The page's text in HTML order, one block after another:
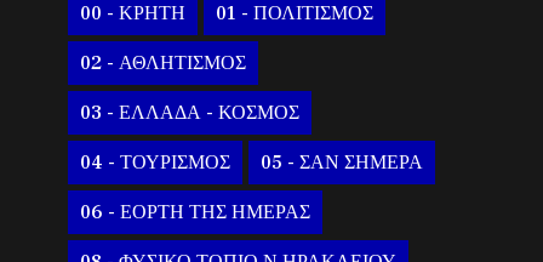
00 - ΚΡΗΤΗ 01 - ΠΟΛΙΤΙΣΜΟΣ
02 - ΑΘΛΗΤΙΣΜΟΣ
03 - ΕΛΛΑΔΑ - ΚΟΣΜΟΣ
04 - ΤΟΥΡΙΣΜΟΣ 05 - ΣΑΝ ΣΗΜΕΡΑ
06 - ΕΟΡΤΗ ΤΗΣ ΗΜΕΡΑΣ